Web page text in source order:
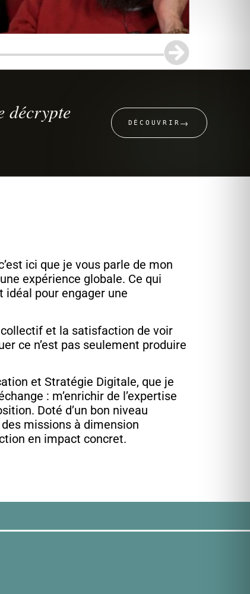
décrypte
DÉCOUVRIR →
ici que je vous parle de mon
expérience globale. Ce qui
idéal pour engager une
collectif et la satisfaction de voir
ce n’est pas seulement produire
et Stratégie Digitale, que je
: m’enrichir de l’expertise
Doté d’un bon niveau
missions à dimension
en impact concret.